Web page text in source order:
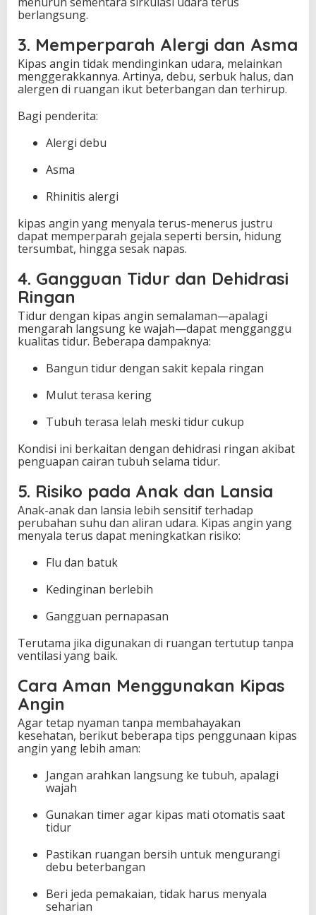
berlangsung.
3. Memperparah Alergi dan Asma
Kipas angin tidak mendinginkan udara, melainkan
menggerakkannya. Artinya, debu, serbuk halus, dan
alergen di ruangan ikut beterbangan dan terhirup.
Bagi penderita:
Alergi debu
Asma
Rhinitis alergi
kipas angin yang menyala terus-menerus justru
dapat memperparah gejala seperti bersin, hidung
tersumbat, hingga sesak napas.
4. Gangguan Tidur dan Dehidrasi
Ringan
Tidur dengan kipas angin semalaman—apalagi
mengarah langsung ke wajah—dapat mengganggu
kualitas tidur. Beberapa dampaknya:
Bangun tidur dengan sakit kepala ringan
Mulut terasa kering
Tubuh terasa lelah meski tidur cukup
Kondisi ini berkaitan dengan dehidrasi ringan akibat
penguapan cairan tubuh selama tidur.
5. Risiko pada Anak dan Lansia
Anak-anak dan lansia lebih sensitif terhadap
perubahan suhu dan aliran udara. Kipas angin yang
menyala terus dapat meningkatkan risiko:
Flu dan batuk
Kedinginan berlebih
Gangguan pernapasan
Terutama jika digunakan di ruangan tertutup tanpa
ventilasi yang baik.
Cara Aman Menggunakan Kipas
Angin
Agar tetap nyaman tanpa membahayakan
kesehatan, berikut beberapa tips penggunaan kipas
angin yang lebih aman:
Jangan arahkan langsung ke tubuh, apalagi
wajah
Gunakan timer agar kipas mati otomatis saat
tidur
Pastikan ruangan bersih untuk mengurangi
debu beterbangan
Beri jeda pemakaian, tidak harus menyala
seharian